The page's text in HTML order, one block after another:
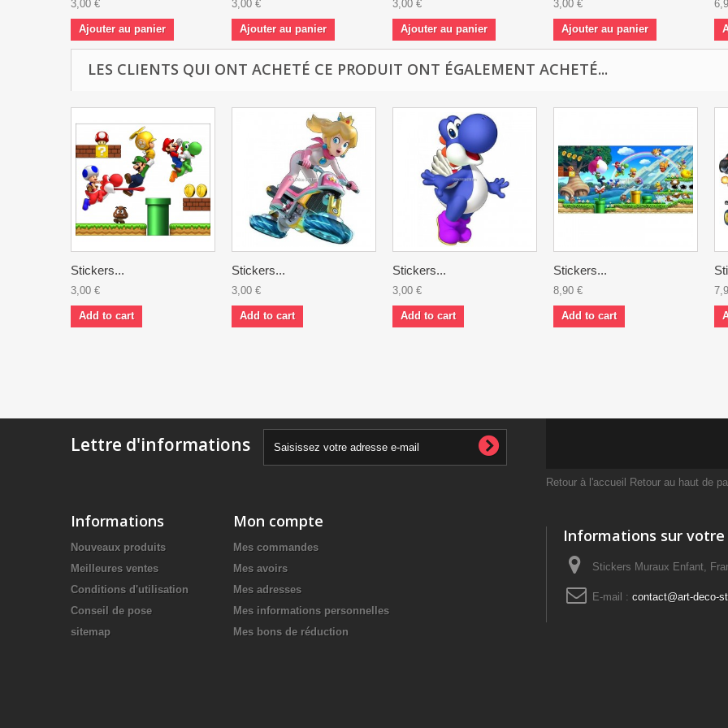
3,00 €
Ajouter au panier
3,00 €
Ajouter au panier
3,00 €
Ajouter au panier
3,00 €
Ajouter au panier
LES CLIENTS QUI ONT ACHETÉ CE PRODUIT ONT ÉGALEMENT ACHETÉ...
Stickers...
3,00 €
Add to cart
Stickers...
3,00 €
Add to cart
Stickers...
3,00 €
Add to cart
Stickers...
8,90 €
Add to cart
Lettre d'informations
Informations
Nouveaux produits
Meilleures ventes
Conditions d'utilisation
Conseil de pose
sitemap
Mon compte
Mes commandes
Mes avoirs
Mes adresses
Mes informations personnelles
Mes bons de réduction
Retour à l'accueil Retour au haut de
Informations sur
Stickers Muraux Enfant,
E-mail : contact@art-deco-